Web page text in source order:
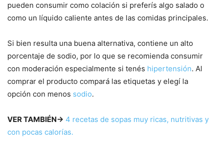
pueden consumir como colación si preferís algo salado o
como un líquido caliente antes de las comidas principales.
Si bien resulta una buena alternativa, contiene un alto
porcentaje de sodio, por lo que se recomienda consumir
con moderación especialmente si tenés hipertensión. Al
comprar el producto compará las etiquetas y elegí la
opción con menos sodio.
VER TAMBIÉN→ 4 recetas de sopas muy ricas, nutritivas y
con pocas calorías.